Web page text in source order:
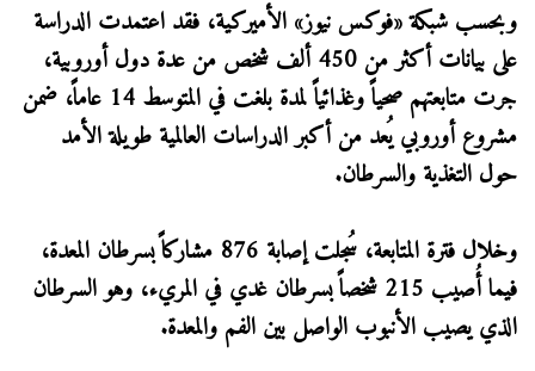
وبحسب شبكة «فوكس نيوز» الأميركية، فقد اعتمدت الدراسة
على بيانات أكثر من 450 ألف شخص من عدة دول أوروبية،
جرت متابعتهم صحياً وغذائياً لمدة بلغت في المتوسط 14 عاماً، ضمن
مشروع أوروبي يُعد من أكبر الدراسات العالمية طويلة الأمد
حول التغذية والسرطان.
وخلال فترة المتابعة، سُجلت إصابة 876 مشاركاً بسرطان المعدة،
فيما أُصيب 215 شخصاً بسرطان غدي في المريء، وهو السرطان
الذي يصيب الأنبوب الواصل بين الفم والمعدة.